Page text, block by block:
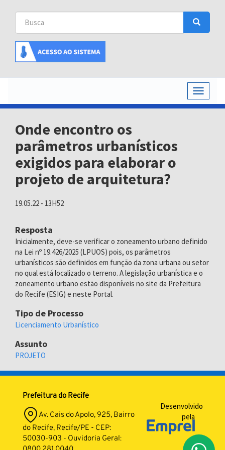
Buscar
Busca
Busca
Toggle
Onde encontro os
parâmetros urbanísticos
exigidos para elaborar o
projeto de arquitetura?
19.05.22 - 13H52
Resposta
Inicialmente, deve-se verificar o zoneamento urbano definido
na Lei nº 19.426/2025 (LPUOS) pois, os parâmetros
urbanísticos são definidos em função da zona urbana ou setor
no qual está localizado o terreno. A legislação urbanística e o
zoneamento urbano estão disponíveis no site da Prefeitura
do Recife (ESIG) e neste Portal.
Tipo de Processo
Licenciamento Urbanístico
Assunto
PROJETO
Prefeitura do Recife
Av. Cais do Apolo, 925, Bairro
do Recife, Recife/PE - CEP:
50030-903 - Ouvidoria Geral:
Desenvolvido
pela